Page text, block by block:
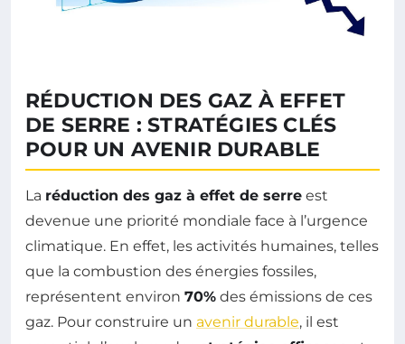
RÉDUCTION DES GAZ À EFFET
DE SERRE : STRATÉGIES CLÉS
POUR UN AVENIR DURABLE
La réduction des gaz à effet de serre est
devenue une priorité mondiale face à l’urgence
climatique. En effet, les activités humaines, telles
que la combustion des énergies fossiles,
représentent environ 70% des émissions de ces
gaz. Pour construire un avenir durable, il est